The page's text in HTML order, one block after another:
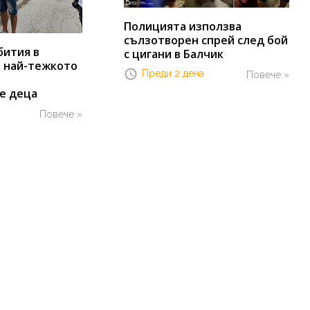
в
най-тежкото
деца
Повече »
Полицията използва
сълзотворен спрей след бой
с цигани в Балчик
Повече »
Преди 2 дена